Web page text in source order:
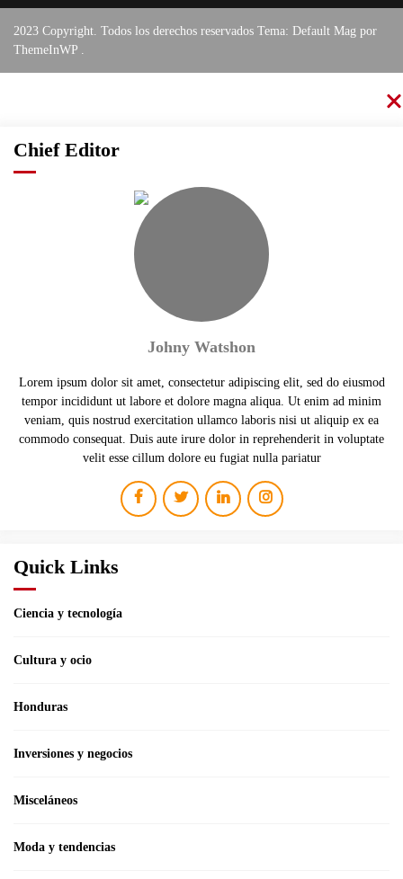
2023 Copyright. Todos los derechos reservados Tema: Default Mag por
ThemeInWP .
Chief Editor
Johny Watshon
Lorem ipsum dolor sit amet, consectetur adipiscing elit, sed do eiusmod
tempor incididunt ut labore et dolore magna aliqua. Ut enim ad minim
veniam, quis nostrud exercitation ullamco laboris nisi ut aliquip ex ea
commodo consequat. Duis aute irure dolor in reprehenderit in voluptate
velit esse cillum dolore eu fugiat nulla pariatur
Quick Links
Ciencia y tecnología
Cultura y ocio
Honduras
Inversiones y negocios
Misceláneos
Moda y tendencias